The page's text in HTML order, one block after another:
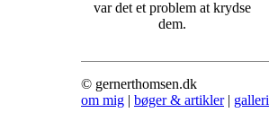
var det et problem at krydse
dem.
© gernerthomsen.dk
om mig | bøger & artikler| galleri